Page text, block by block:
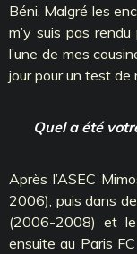
Béni. Malgré les
m’y suis pas
l’une de mes
jour pour un test de
Quel a été
Après l’ASEC
2006), puis dans
(2006-2008) et le
ensuite au Paris